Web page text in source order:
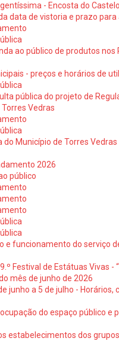
- Encosta do
data de vistoria e prazo
ao público de produtos nos
- preços e horários de
pública do projeto de
Vedras
Município de Torres
2026
público
e funcionamento do serviço
Festival de Estátuas Vivas -
mês de junho de 2026
junho a 5 de julho -
do espaço público e
estabelecimentos dos